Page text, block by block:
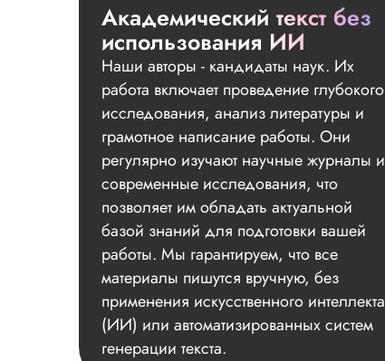
Академический текст без
использования ИИ
Наши авторы - кандидаты наук. Их
работа включает проведение глубокого
исследования, анализ литературы и
грамотное написание работы. Они
регулярно изучают научные журналы и
современные исследования, что
позволяет им обладать актуальной
базой знаний для подготовки вашей
работы. Мы гарантируем, что все
материалы пишутся вручную, без
применения искусственного интеллекта
(ИИ) или автоматизированных систем
генерации текста.